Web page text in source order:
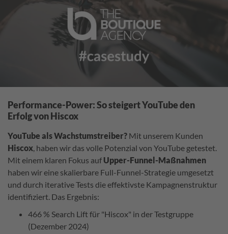
Performance-Power: So steigert YouTube den
Erfolg von Hiscox
YouTube als Wachstumstreiber? Mit unserem Kunden
Hiscox, haben wir das volle Potenzial von YouTube getestet.
Mit einem klaren Fokus auf Upper-Funnel-Maßnahmen
haben wir eine skalierbare Full-Funnel-Strategie umgesetzt
und durch iterative Tests die effektivste Kampagnenstruktur
identifiziert. Das Ergebnis:
466 % Search Lift für "Hiscox" in der Testgruppe
(Dezember 2024)